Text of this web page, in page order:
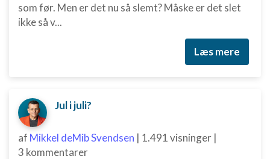
som før. Men er det nu så slemt? Måske er det slet
ikke så v...
Læs mere
Jul i juli?
af Mikkel deMib Svendsen | 1.491 visninger |
3 kommentarer